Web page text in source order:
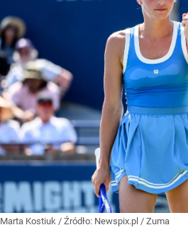
Marta Kostiuk / Źródło: Newspix.pl / Zuma